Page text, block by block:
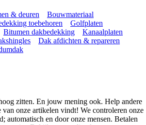
& deuren
Bouwmateriaal
toebehoren
Golfplaten
Bitumen dakbedekking
Kanaalplaten
Dak afdichten & repareren
zitten. En jouw mening ook. Help andere
van onze artikelen vindt! We controleren onze
automatisch en door onze mensen. Betalen